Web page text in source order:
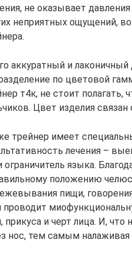
не оказывает
неприятных ощущений,
аккуратный и
по цветовой
т4к, не стоит полагать,
Цвет изделия
трейнер имеет
лечения –
ограничитель языка.
положению
пищи,
проводит
прикуса и черт лица. И,
нос, тем самым